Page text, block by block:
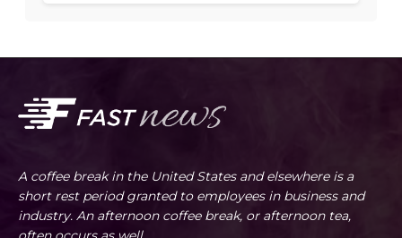
A coffee break in the United States and elsewhere is a
short rest period granted to employees in business and
industry. An afternoon coffee break, or afternoon tea,